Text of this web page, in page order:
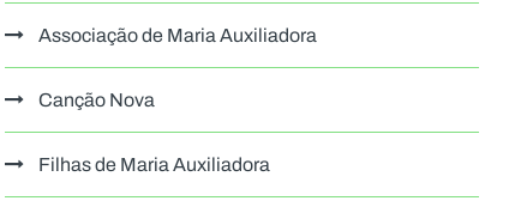
Associação de Maria Auxiliadora
Canção Nova
Filhas de Maria Auxiliadora